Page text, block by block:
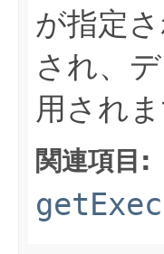
が指定
され、
用されま
関連項目: